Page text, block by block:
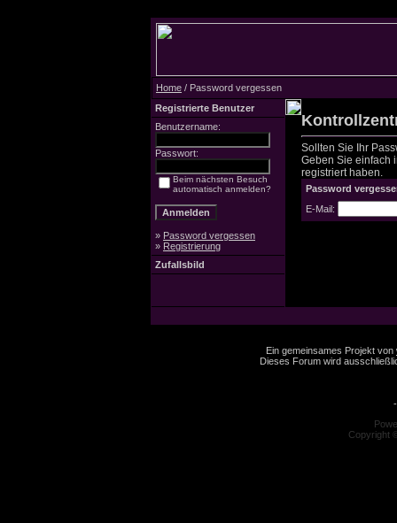
Home / Password vergessen
Registrierte Benutzer
Benutzername:
Passwort:
Beim nächsten Besuch
automatisch anmelden?
» Password vergessen
» Registrierung
Zufallsbild
Sollten Sie Ihr
Geben Sie einfach
registriert haben.
Password
E-Mail:
Ein gemeinsames Projekt von
Dieses Forum wird
Copyright